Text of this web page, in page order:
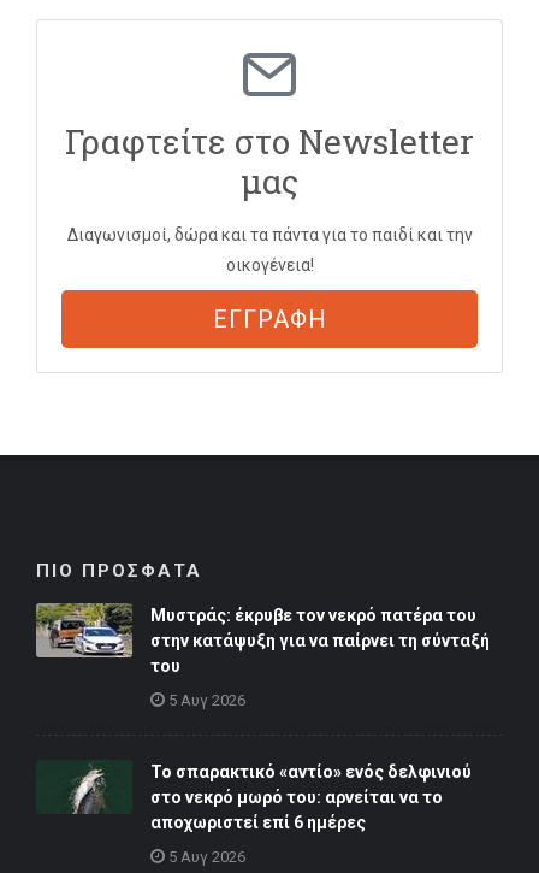
Γραφτείτε στο Newsletter
μας
Διαγωνισμοί, δώρα και τα πάντα για το παιδί και την
οικογένεια!
ΕΓΓΡΑΦΗ
ΠΙΟ ΠΡΟΣΦΑΤΑ
Μυστράς: έκρυβε τον νεκρό πατέρα του
στην κατάψυξη για να παίρνει τη σύνταξή
του
5 Αυγ 2026
Το σπαρακτικό «αντίο» ενός δελφινιού
στο νεκρό μωρό του: αρνείται να το
αποχωριστεί επί 6 ημέρες
5 Αυγ 2026